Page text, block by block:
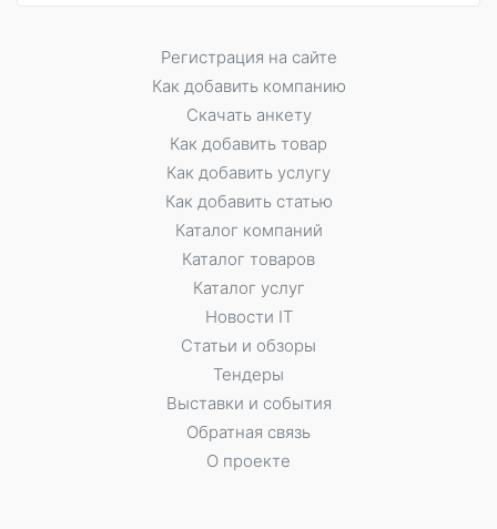
Регистрация на сайте
Как добавить компанию
Скачать анкету
Как добавить товар
Как добавить услугу
Как добавить статью
Каталог компаний
Каталог товаров
Каталог услуг
Новости IT
Статьи и обзоры
Тендеры
Выставки и события
Обратная связь
О проекте